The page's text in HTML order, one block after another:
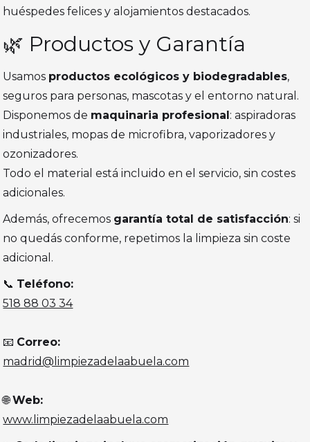
huéspedes felices y alojamientos destacados.
🌿 Productos y Garantía
Usamos productos ecológicos y biodegradables,
seguros para personas, mascotas y el entorno natural.
Disponemos de maquinaria profesional : aspiradoras
industriales, mopas de microfibra, vaporizadores y
ozonizadores.
Todo el material está incluido en el servicio, sin costes
adicionales.
Además, ofrecemos garantía total de satisfacción: si
no quedás conforme, repetimos la limpieza sin coste
adicional.
📞 Teléfono:
518 88 03 34
📧 Correo:
madrid@limpiezadelaabuela.com
🌐Web:
www.limpiezadelaabuela.com